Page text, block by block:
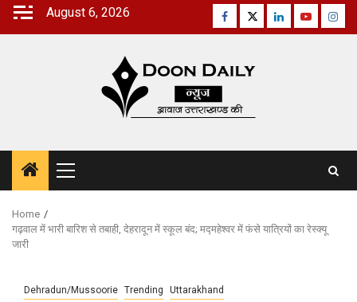
Skip
August 6, 2026 Facebook
TwitterLinkedinYoutube
Primary
Menu
Home
गढ़वाल में भारी बारिश से तबाही, देहरादून में स्‍कूल बंद; मद्महेश्वर में फंसे यात्रियों का रेस्‍क्‍यू
जारी
Dehradun/Mussoorie Trending Uttarakhand